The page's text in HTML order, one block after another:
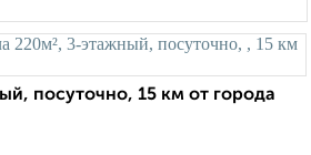
посуточно, 15 км от города